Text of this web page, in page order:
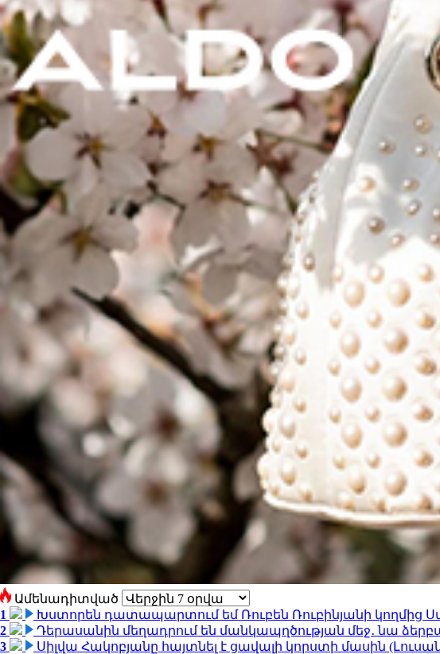
Ամենադիտված
1
Խստորեն դատապարտում եմ Ռուբեն Ռուբինյանի կողմից
2
Դերասանին մեղադրում են մանկապղծության մեջ․ նա
3
Սիլվա Հակոբյանը հայտնել է ցավալի կորստի մասին